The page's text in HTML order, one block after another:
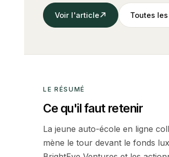
Voir l'article Toutes
LE RÉSUMÉ
Ce qu'il faut retenir
La jeune auto-école en ligne
mène le tour devant le fonds